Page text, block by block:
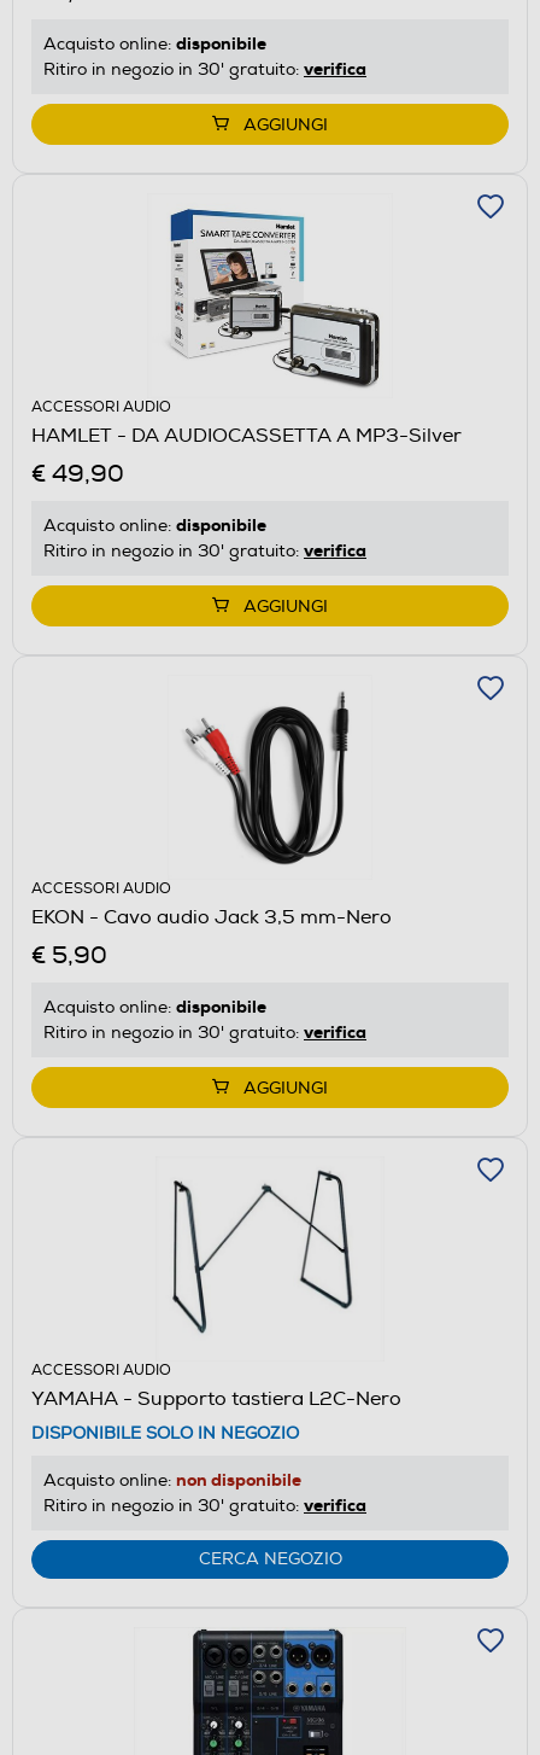
Acquisto online: disponibile
Ritiro in negozio in 30' gratuito: verifica
AGGIUNGI
ACCESSORI AUDIO
HAMLET - DA AUDIOCASSETTA A MP3-Silver
€ 49,90
Acquisto online: disponibile
Ritiro in negozio in 30' gratuito: verifica
AGGIUNGI
ACCESSORI AUDIO
EKON - Cavo audio Jack 3,5 mm-Nero
€ 5,90
Acquisto online: disponibile
Ritiro in negozio in 30' gratuito: verifica
AGGIUNGI
ACCESSORI AUDIO
YAMAHA - Supporto tastiera L2C-Nero
DISPONIBILE SOLO IN NEGOZIO
Acquisto online: non disponibile
Ritiro in negozio in 30' gratuito: verifica
CERCA NEGOZIO